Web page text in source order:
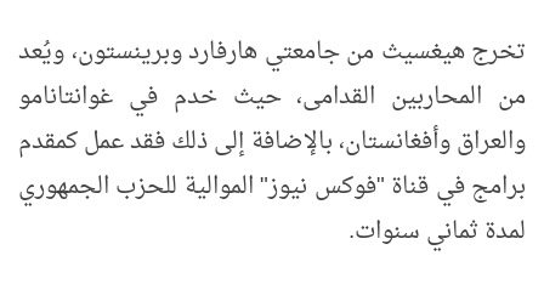
تخرج هيغسيث من جامعتي هارفارد وبرينستون، ويُعد
من المحاربين القدامى، حيث خدم في غوانتانامو
والعراق وأفغانستان، بالإضافة إلى ذلك فقد عمل كمقدم
برامج في قناة "فوكس نيوز" الموالية للحزب الجمهوري
لمدة ثماني سنوات.